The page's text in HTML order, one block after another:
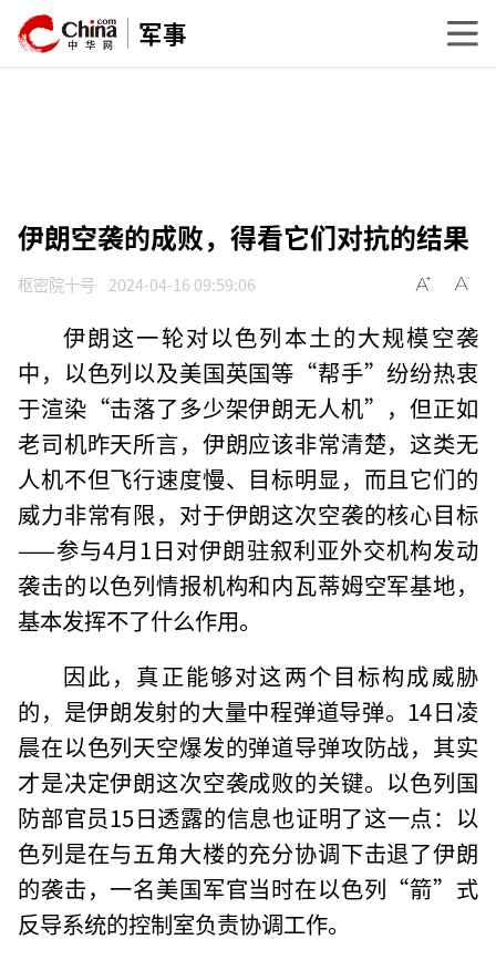
军事
伊朗空袭的成败，得看它们对抗的结果
枢密院十号 2024-04-16 09:59:06
伊朗这一轮对以色列本土的大规模空袭
中，以色列以及美国英国等“帮手”纷纷热衷
于渲染“击落了多少架伊朗无人机”，但正如
老司机昨天所言，伊朗应该非常清楚，这类无
人机不但飞行速度慢、目标明显，而且它们的
威力非常有限，对于伊朗这次空袭的核心目标
——参与4月1日对伊朗驻叙利亚外交机构发动
袭击的以色列情报机构和内瓦蒂姆空军基地，
基本发挥不了什么作用。
因此，真正能够对这两个目标构成威胁
的，是伊朗发射的大量中程弹道导弹。14日凌
晨在以色列天空爆发的弹道导弹攻防战，其实
才是决定伊朗这次空袭成败的关键。以色列国
防部官员15日透露的信息也证明了这一点：以
色列是在与五角大楼的充分协调下击退了伊朗
的袭击，一名美国军官当时在以色列“箭”式
反导系统的控制室负责协调工作。